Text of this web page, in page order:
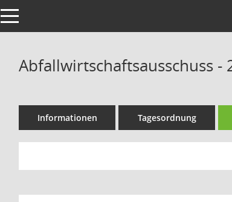
Toggle navigation
Abfallwirtschaftsausschuss -
Informationen Tagesordnung